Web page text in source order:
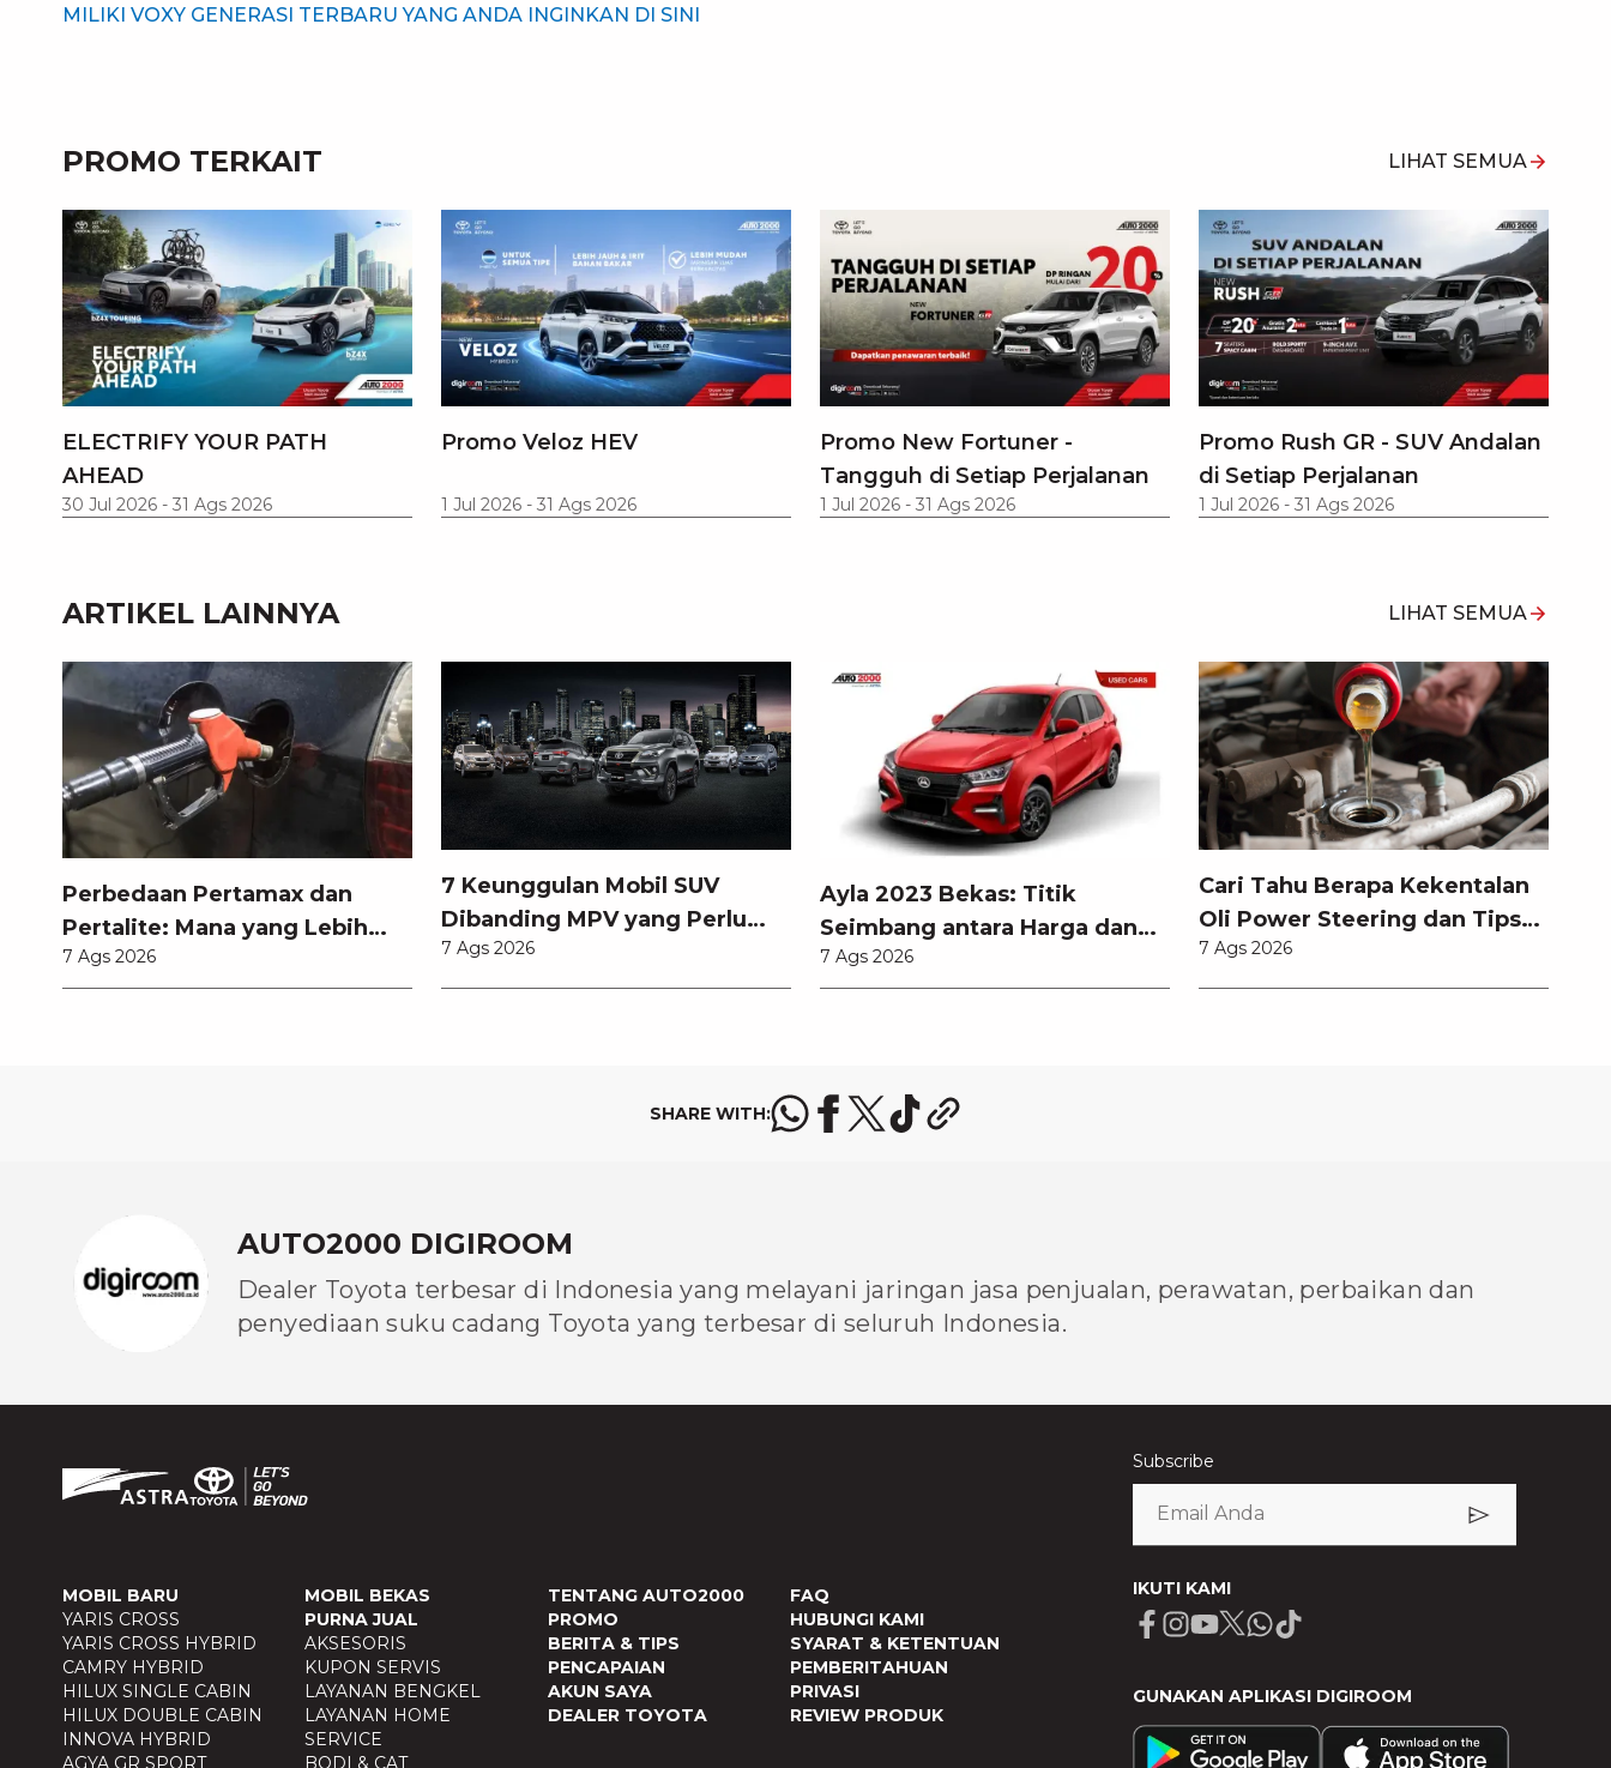
MILIKI VOXY GENERASI TERBARU YANG ANDA INGINKAN DI SINI
PROMO TERKAIT LIHAT SEMUA
ELECTRIFY YOUR PATH
AHEAD
30 Jul 2026 - 31 Ags 2026
Promo Veloz HEV
1 Jul 2026 - 31 Ags 2026
Promo New Fortuner -
Tangguh di Setiap Perjalanan
1 Jul 2026 - 31 Ags 2026
Promo Rush GR - SUV Andalan
di Setiap Perjalanan
1 Jul 2026 - 31 Ags 2026
ARTIKEL LAINNYA LIHAT SEMUA
Perbedaan Pertamax dan
Pertalite: Mana yang Lebih
Baik untuk Mobil Toyota
Anda?
7 Ags 2026
7 Keunggulan Mobil SUV
Dibanding MPV yang Perlu
Anda Ketahui
7 Ags 2026
Ayla 2023 Bekas: Titik
Seimbang antara Harga dan
Pembaruan Teknologi
7 Ags 2026
Cari Tahu Berapa Kekentalan
Oli Power Steering dan Tips
Memilihnya
7 Ags 2026
SHARE WITH:
AUTO2000 DIGIROOM
Dealer Toyota terbesar di Indonesia yang melayani jaringan jasa penjualan, perawatan, perbaikan dan
penyediaan suku cadang Toyota yang terbesar di seluruh Indonesia.
MOBIL BARU
YARIS CROSS
YARIS CROSS HYBRID
CAMRY HYBRID
HILUX SINGLE CABIN
HILUX DOUBLE CABIN
INNOVA HYBRID
AGYA GR SPORT
MOBIL BEKAS
PURNA JUAL
AKSESORIS
KUPON SERVIS
LAYANAN BENGKEL
LAYANAN HOME
SERVICE
BODI & CAT
TENTANG AUTO2000
PROMO
BERITA & TIPS
PENCAPAIAN
AKUN SAYA
DEALER TOYOTA
FAQ
HUBUNGI KAMI
SYARAT & KETENTUAN
PEMBERITAHUAN
PRIVASI
REVIEW PRODUK
Subscribe
IKUTI KAMI
Facebook
Instagram
Youtube
X Whatsapp
Tiktok
GUNAKAN APLIKASI DIGIROOM